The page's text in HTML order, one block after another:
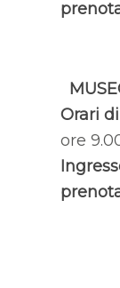
Orari
ore